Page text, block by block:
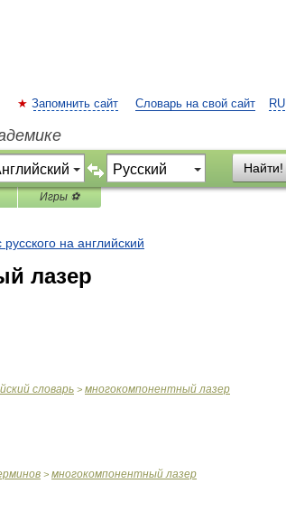
RU
Запомнить сайт Словарь на свой сайт
Найти!
Игры ⚽
русского на английский
лазер
словарь > многокомпонентный лазер
> многокомпонентный лазер